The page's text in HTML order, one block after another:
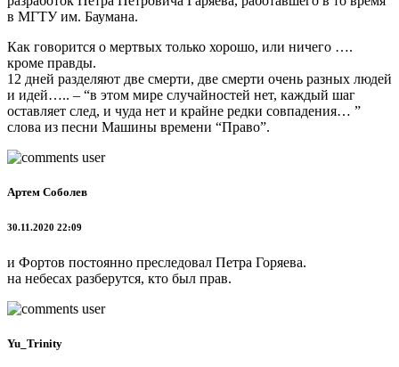
в МГТУ им. Баумана.
Как говорится о мертвых только хорошо, или ничего ….
кроме правды.
12 дней разделяют две смерти, две смерти очень разных людей
и идей….. – “в этом мире случайностей нет, каждый шаг
оставляет след, и чуда нет и крайне редки совпадения… ”
слова из песни Машины времени “Право”.
Артем Соболев
30.11.2020 22:09
и Фортов постоянно преследовал Петра Горяева.
на небесах разберутся, кто был прав.
Yu_Trinity